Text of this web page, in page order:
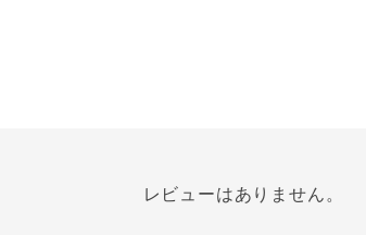
レビューはありません。